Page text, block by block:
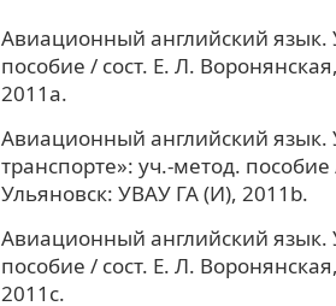
Авиационный английский язык.
пособие / сост. Е. Л.
2011a.
Авиационный английский язык.
транспорте»: уч.-метод.
Ульяновск: УВАУ ГА (И), 2011b.
Авиационный английский язык.
пособие / сост. Е. Л.
2011c.